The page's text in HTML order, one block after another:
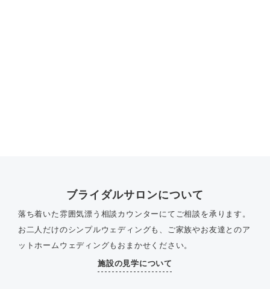
ブライダルサロンについて
落ち着いた雰囲気漂う相談カウンターにてご相談を承ります。
お二人だけのシンプルウェディングも、ご家族やお友達とのア
ットホームウェディングもおまかせください。
施設の見学について